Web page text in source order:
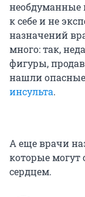
необдуманные
к себе и не
назначений
много: так,
фигуры,
нашли
инсульта.
А еще врачи
которые могут
сердцем.